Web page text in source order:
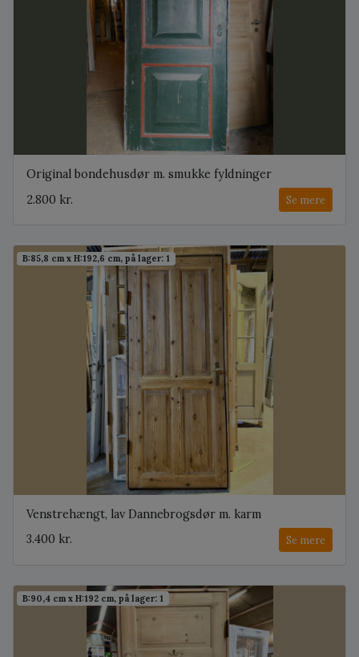
Original bondehusdør m. smukke fyldninger
2.800 kr.
Se mere
B:85,8 cm x H:192,6 cm, på lager: 1
Venstrehængt, lav Dannebrogsdør m. karm
3.400 kr.
Se mere
B:90,4 cm x H:192 cm, på lager: 1